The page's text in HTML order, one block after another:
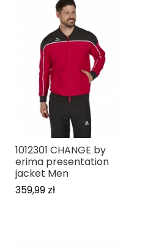
1012301 CHANGE by
erima presentation
jacket Men
359,99 zł